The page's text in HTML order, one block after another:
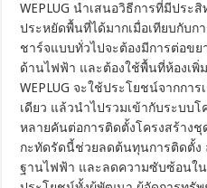
WEPLUG นำเสนอวิธีการที่มีประ
ประหยัดพื้นที่ได้มากเมื่อเทียบกับก
ชาร์จแบบทั่วไปจะต้องมีการต่อข
ด้านไฟฟ้า และต้องใช้พื้นที่ห้องเ
WEPLUG จะใช้ประโยชน์จากกา
เดียว แล้วนำไปรวมเข้ากับระบบโ
หลายคันต่อการติดตั้งโครงสร้าง
กะทัดรัดนี้ช่วยลดต้นทุนการติดตั้ง
ฐานไฟฟ้า และลดความซับซ้อนใน